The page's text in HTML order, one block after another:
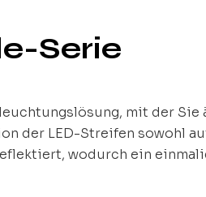
Serie
mit der
der LED-Streifen sowohl
wodurch ein